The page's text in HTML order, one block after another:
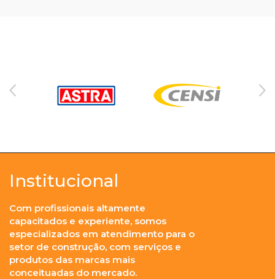
Institucional
Com profissionais altamente
capacitados e experiente, somos
especializados em atendimento para o
setor de construção, com serviços e
produtos das marcas mais
conceituadas do mercado.